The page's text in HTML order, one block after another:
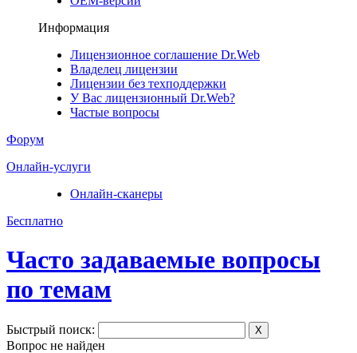
Информация
Лицензионное соглашение Dr.Web
Владелец лицензии
Лицензии без техподдержки
У Вас лицензионный Dr.Web?
Частые вопросы
Форум
Онлайн-услуги
Онлайн-сканеры
Бесплатно
Часто задаваемые вопросы
по темам
Быстрый поиск: X
Вопрос не найден